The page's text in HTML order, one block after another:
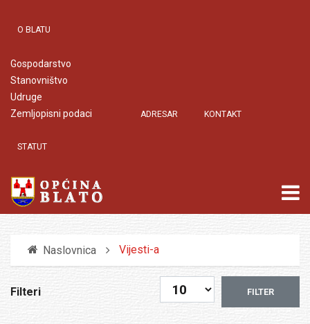
O BLATU
Gospodarstvo
Stanovništvo
Udruge
Zemljopisni podaci
ADRESAR KONTAKT
STATUT
Naslovnica Vijesti-a
Filteri
Prikaz #
FILTER